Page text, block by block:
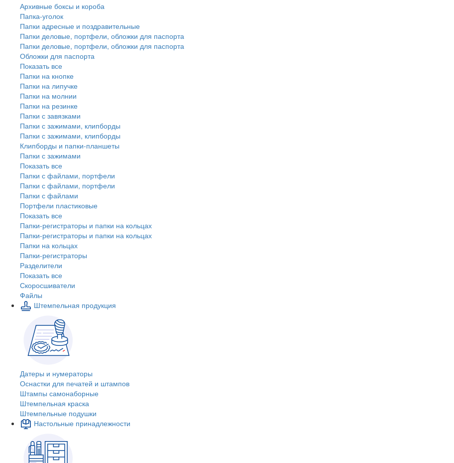
Архивные боксы и короба
Папка-уголок
Папки адресные и поздравительные
Папки деловые, портфели, обложки для паспорта
Папки деловые, портфели, обложки для паспорта
Обложки для паспорта
Показать все
Папки на кнопке
Папки на липучке
Папки на молнии
Папки на резинке
Папки с завязками
Папки с зажимами, клипборды
Папки с зажимами, клипборды
Клипборды и папки-планшеты
Папки с зажимами
Показать все
Папки с файлами, портфели
Папки с файлами, портфели
Папки с файлами
Портфели пластиковые
Показать все
Папки-регистраторы и папки на кольцах
Папки-регистраторы и папки на кольцах
Папки на кольцах
Папки-регистраторы
Разделители
Показать все
Скоросшиватели
Файлы
Штемпельная продукция
Датеры и нумераторы
Оснастки для печатей и штампов
Штампы самонаборные
Штемпельная краска
Штемпельные подушки
Настольные принадлежности